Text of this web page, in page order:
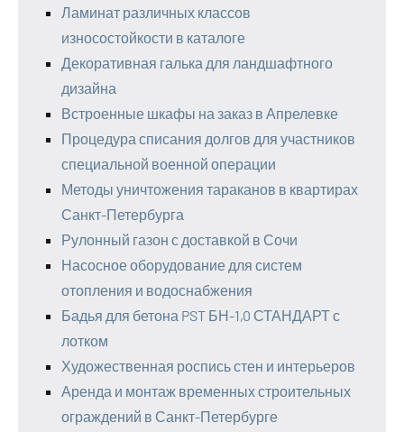
Ламинат различных классов
износостойкости в каталоге
Декоративная галька для ландшафтного
дизайна
Встроенные шкафы на заказ в Апрелевке
Процедура списания долгов для участников
специальной военной операции
Методы уничтожения тараканов в квартирах
Санкт-Петербурга
Рулонный газон с доставкой в Сочи
Насосное оборудование для систем
отопления и водоснабжения
Бадья для бетона PST БН-1,0 СТАНДАРТ с
лотком
Художественная роспись стен и интерьеров
Аренда и монтаж временных строительных
ограждений в Санкт-Петербурге